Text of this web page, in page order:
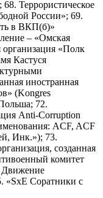
Террористическое
России»; 69.
в ВКП(б)»
– «Омская
«Полк
Кастуся
иностранная
(Kongres
72.
Anti-Corruption
ACF, ACF
Инк.»); 73.
созданная
комитет
Движение
«SxE Соратники с